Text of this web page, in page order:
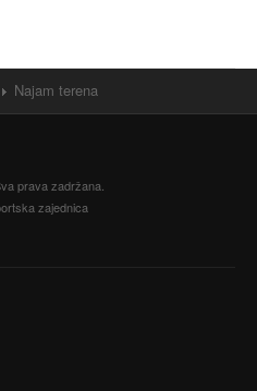
Najam terena
prava zadržana.
zajednica